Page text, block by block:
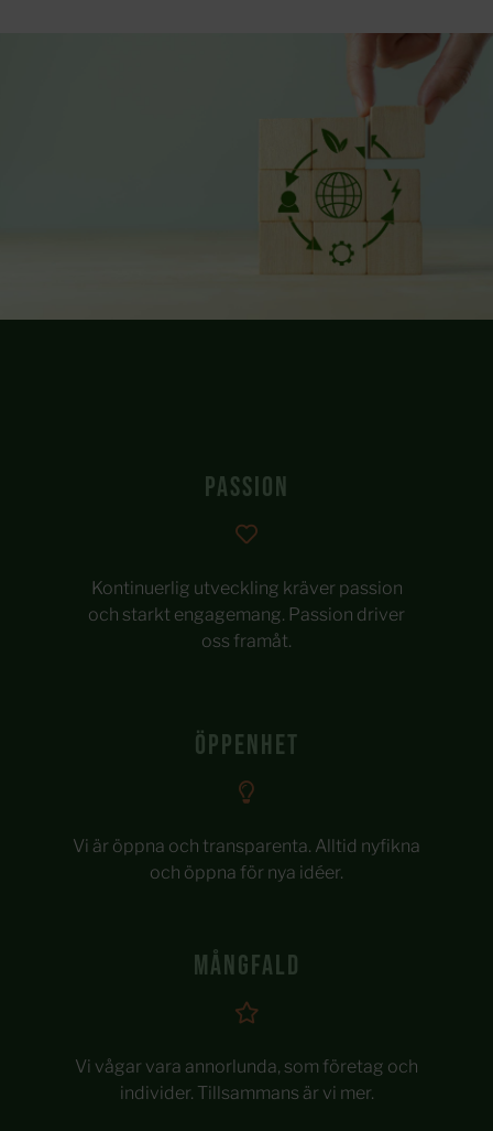
Passion
Kontinuerlig utveckling kräver passion
och starkt engagemang. Passion driver
oss framåt.
Öppenhet
Vi är öppna och transparenta. Alltid nyfikna
och öppna för nya idéer.
Mångfald
Vi vågar vara annorlunda, som företag och
individer. Tillsammans är vi mer.